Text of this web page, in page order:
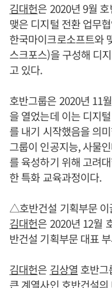
김대헌은 2020년 9월
맺은 디지털 전환 업무
한국마이크로소프트와
스크포스)을 구성해 디
고 있다.
호반그룹은 2020년 11
을 열었는데 이는 디지
를 내기 시작했음을 의
그룹이 인공지능, 사물
를 육성하기 위해 고려
한 특화 교육과정이다.
△호반건설 기획부문 이
김대헌은 2020년 12월
반건설 기획부문 대표
김대헌은 김상열 호반
큰 계열사인 호반건설